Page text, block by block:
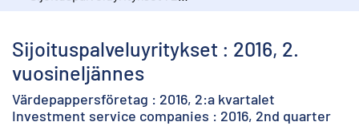
Sijoituspalveluyritykset : 2016, 2.
vuosineljännes
Värdepappersföretag : 2016, 2:a kvartalet
Investment service companies : 2016, 2nd quarter